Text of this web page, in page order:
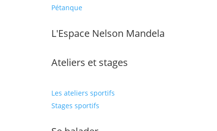
Pétanque
L'Espace Nelson Mandela
Ateliers et stages
Les ateliers sportifs
Stages sportifs